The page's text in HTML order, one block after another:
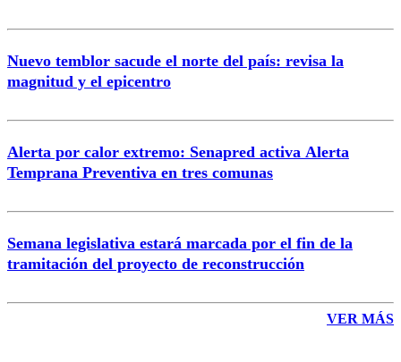
Nuevo temblor sacude el norte del país: revisa la
magnitud y el epicentro
Alerta por calor extremo: Senapred activa Alerta
Temprana Preventiva en tres comunas
Semana legislativa estará marcada por el fin de la
tramitación del proyecto de reconstrucción
VER MÁS